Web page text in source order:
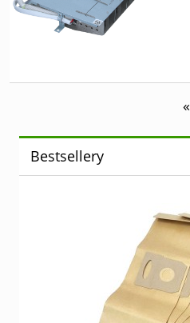
«
Bestsellery